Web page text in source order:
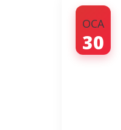
OCA
30